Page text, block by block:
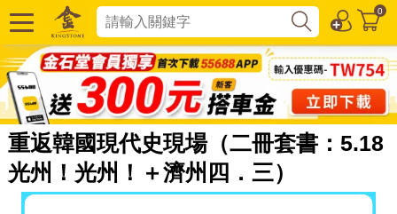
0
重返韓國現代史現場（二冊套書：5.18
光州！光州！＋濟州四．三）